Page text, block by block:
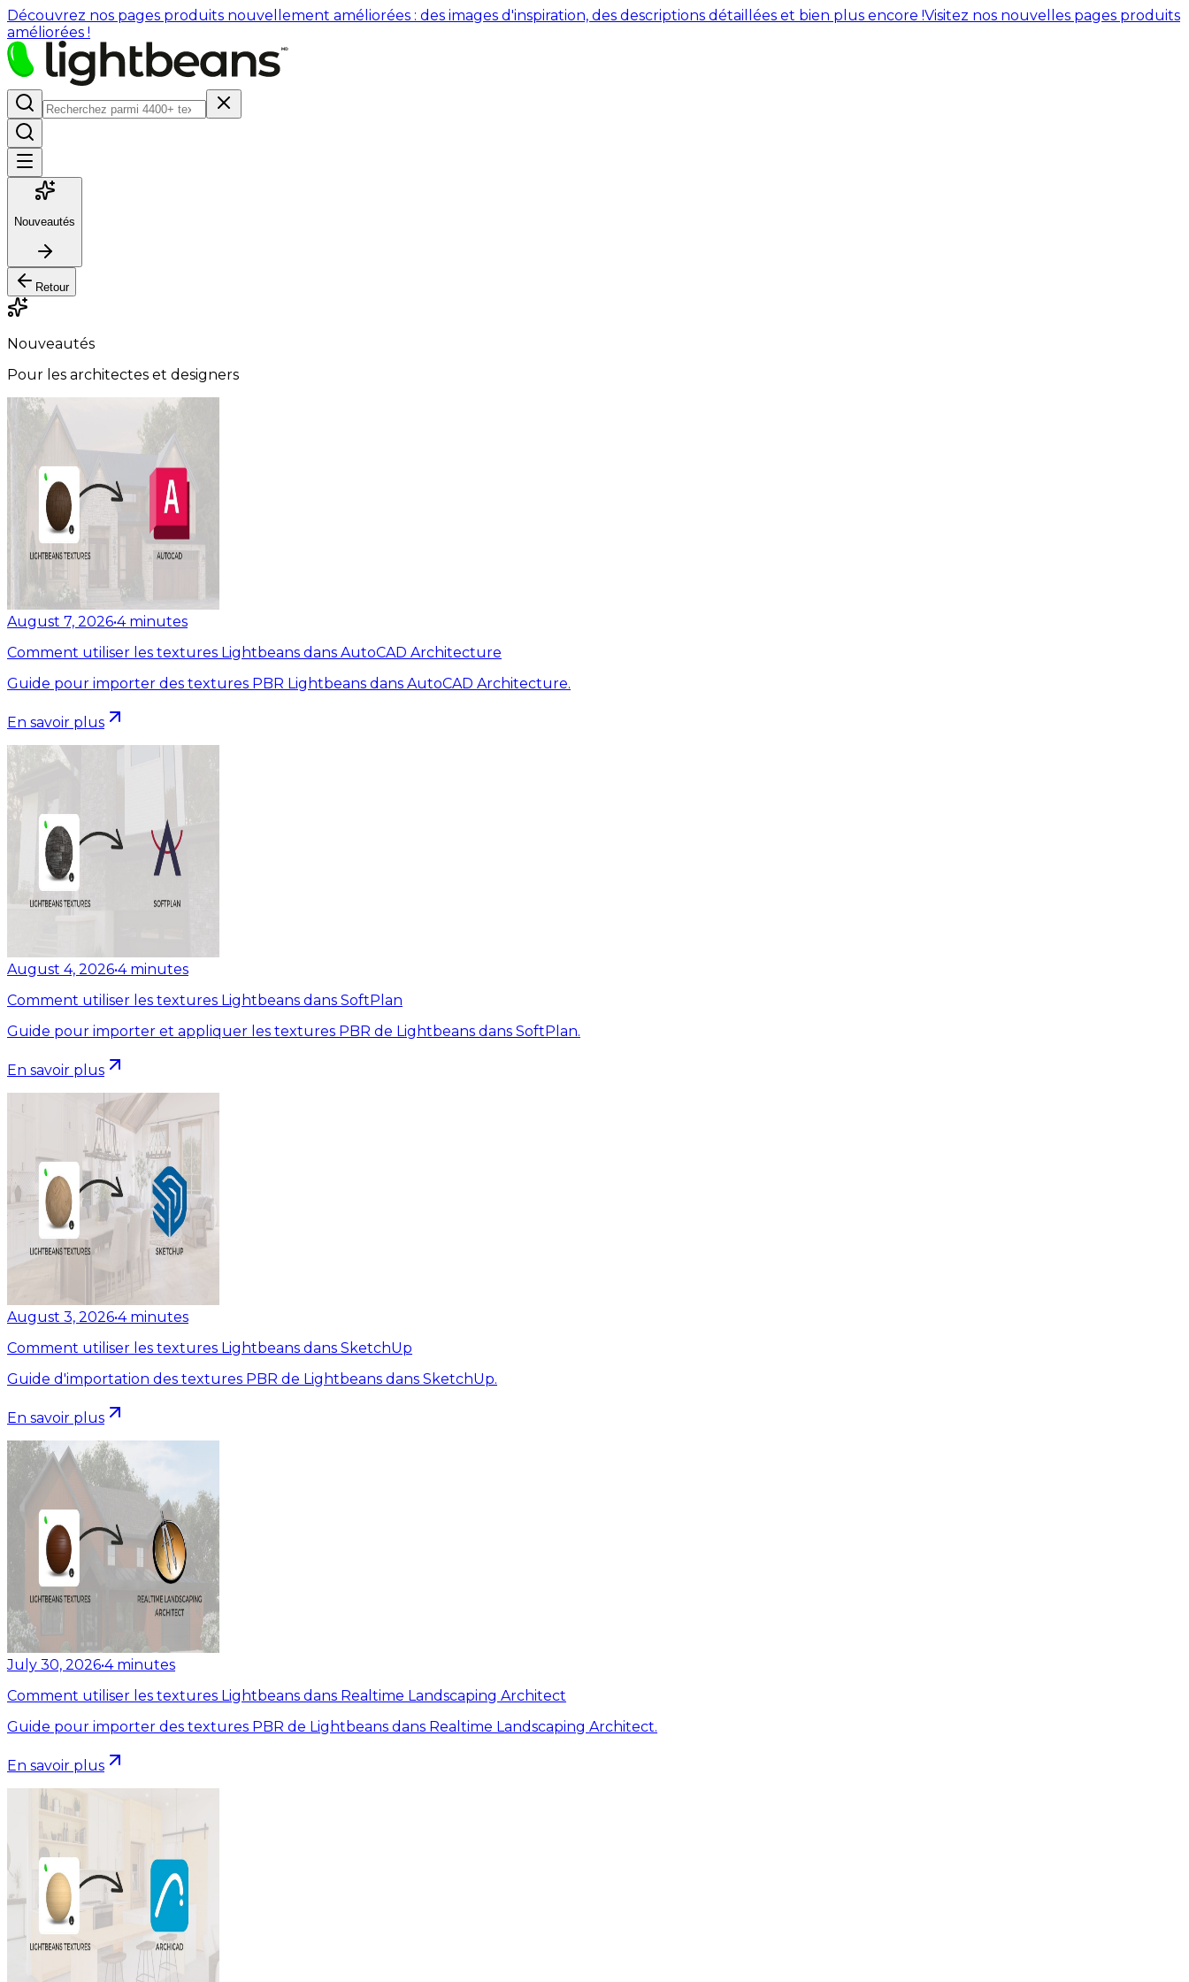
Découvrez nos pages produits nouvellement améliorées : des images d'inspiration, des descriptions détaillées et bien plus encore !Visitez nos nouvelles pages produits
améliorées !
Nouveautés
Retour
Nouveautés
Pour les architectes et designers
August 7, 2026•4 minutes
Comment utiliser les textures Lightbeans dans AutoCAD Architecture
Guide pour importer des textures PBR Lightbeans dans AutoCAD Architecture.
En savoir plus
August 4, 2026•4 minutes
Comment utiliser les textures Lightbeans dans SoftPlan
Guide pour importer et appliquer les textures PBR de Lightbeans dans SoftPlan.
En savoir plus
August 3, 2026•4 minutes
Comment utiliser les textures Lightbeans dans SketchUp
Guide d'importation des textures PBR de Lightbeans dans SketchUp.
En savoir plus
July 30, 2026•4 minutes
Comment utiliser les textures Lightbeans dans Realtime Landscaping Architect
Guide pour importer des textures PBR de Lightbeans dans Realtime Landscaping Architect.
En savoir plus